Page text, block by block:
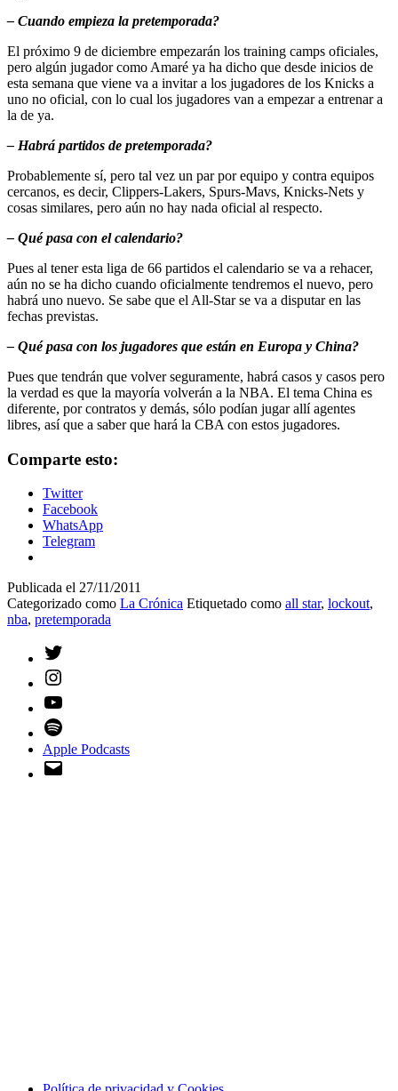
– Cuando empieza la pretemporada?
El próximo 9 de diciembre empezarán los training camps oficiales,
pero algún jugador como Amaré ya ha dicho que desde inicios de
esta semana que viene va a invitar a los jugadores de los Knicks a
uno no oficial, con lo cual los jugadores van a empezar a entrenar a
la de ya.
– Habrá partidos de pretemporada?
Probablemente sí, pero tal vez un par por equipo y contra equipos
cercanos, es decir, Clippers-Lakers, Spurs-Mavs, Knicks-Nets y
cosas similares, pero aún no hay nada oficial al respecto.
– Qué pasa con el calendario?
Pues al tener esta liga de 66 partidos el calendario se va a rehacer,
aún no se ha dicho cuando oficialmente tendremos el nuevo, pero
habrá uno nuevo. Se sabe que el All-Star se va a disputar en las
fechas previstas.
– Qué pasa con los jugadores que están en Europa y China?
Pues que tendrán que volver seguramente, habrá casos y casos pero
la verdad es que la mayoría volverán a la NBA. El tema China es
diferente, por contratos y demás, sólo podían jugar allí agentes
libres, así que a saber que hará la CBA con estos jugadores.
Comparte esto:
Twitter
Facebook
WhatsApp
Telegram
Publicada el 27/11/2011
Categorizado como La Crónica Etiquetado como all star, lockout,
nba, pretemporada
Apple Podcasts